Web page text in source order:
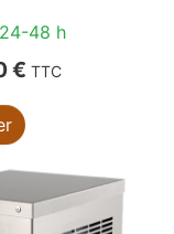
48 h
€ TTC